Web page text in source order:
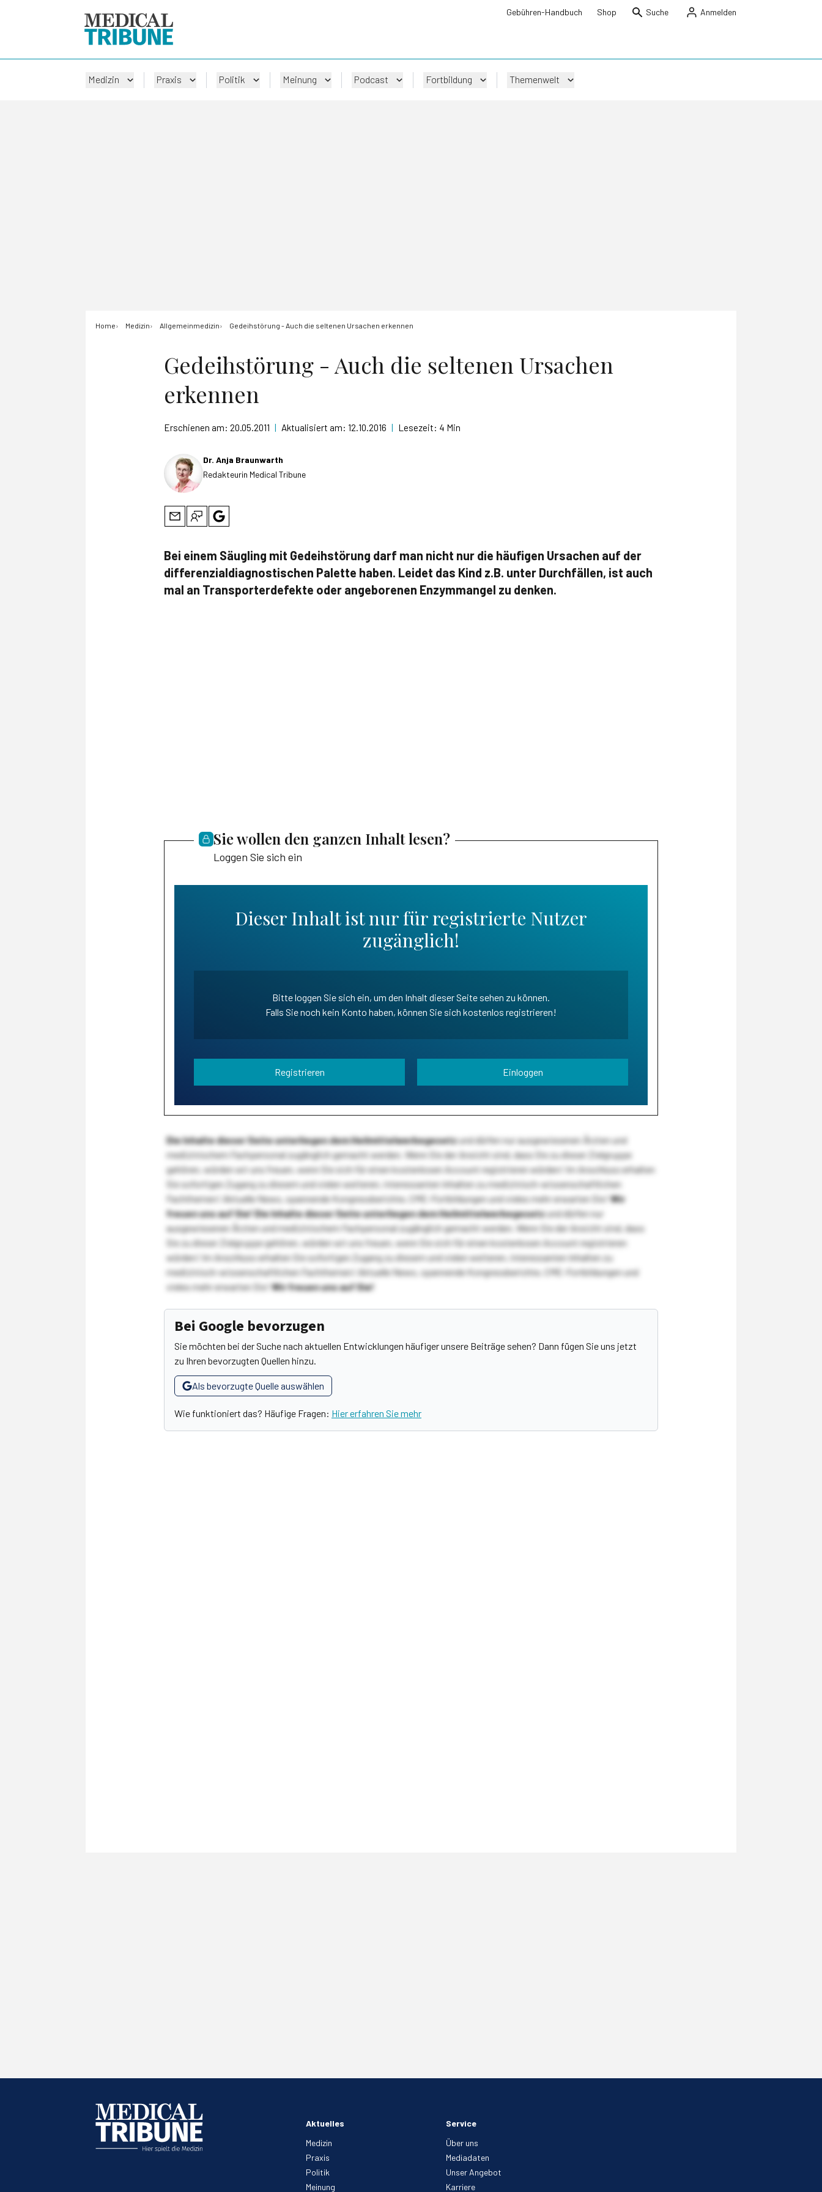
Gebühren-Handbuch Shop Suche Anmelden
Medizin Praxis Politik Meinung Podcast Fortbildung Themenwelt
Home Medizin Allgemeinmedizin Gedeihstörung - Auch die seltenen Ursachen erkennen
Gedeihstörung - Auch die seltenen Ursachen
erkennen
Erschienen am: 20.05.2011 | Aktualisiert am: 12.10.2016 | Lesezeit: 4 Min
Dr. Anja Braunwarth
Redakteurin Medical Tribune
Bei einem Säugling mit Gedeihstörung darf man nicht nur die häufigen Ursachen auf der
differenzialdiagnostischen Palette haben. Leidet das Kind z.B. unter Durchfällen, ist auch
mal an Transporterdefekte oder angeborenen Enzymmangel zu denken.
Sie wollen den ganzen Inhalt lesen?
Loggen Sie sich ein
Dieser Inhalt ist nur für registrierte Nutzer
zugänglich!
Bitte loggen Sie sich ein, um den Inhalt dieser Seite sehen zu können.
Falls Sie noch kein Konto haben, können Sie sich kostenlos registrieren!
Registrieren Einloggen
Die Inhalte dieser Seite unterliegen dem Heilmittelwerbegesetzund dürfen nur ausgewiesenen Ärzten und
medizinischem Fachpersonal zugänglich gemacht werden. Wenn Sie der Ansicht sind, dass Sie zu dieser Zielgruppe
gehören, würden wir uns freuen, wenn Sie sich für einen kostenlosen Account registrieren würden! Im Anschluss erhalten
Sie sofortigen Zugang zu diesem und vielen weiteren, interessanten Inhalten zu medizinisch-wissenschaftlichen
Fachthemen! Aktuelle News, spannende Kongressberichte, CME-Fortbildungen und vieles mehr erwarten Sie!Wir
freuen uns auf Sie!Die Inhalte dieser Seite unterliegen dem Heilmittelwerbegesetzund dürfen nur
ausgewiesenen Ärzten und medizinischem Fachpersonal zugänglich gemacht werden. Wenn Sie der Ansicht sind, dass
Sie zu dieser Zielgruppe gehören, würden wir uns freuen, wenn Sie sich für einen kostenlosen Account registrieren
würden! Im Anschluss erhalten Sie sofortigen Zugang zu diesem und vielen weiteren, interessanten Inhalten zu
medizinisch-wissenschaftlichen Fachthemen! Aktuelle News, spannende Kongressberichte, CME-Fortbildungen und
vieles mehr erwarten Sie!Wir freuen uns auf Sie!
Bei Google bevorzugen
Sie möchten bei der Suche nach aktuellen Entwicklungen häufiger unsere Beiträge sehen? Dann fügen Sie uns jetzt
zu Ihren bevorzugten Quellen hinzu.
Als bevorzugte Quelle auswählen
Wie funktioniert das? Häufige Fragen: Hier erfahren Sie mehr
Aktuelles
Medizin
Praxis
Politik
Meinung
Service
Über uns
Mediadaten
Unser Angebot
Karriere